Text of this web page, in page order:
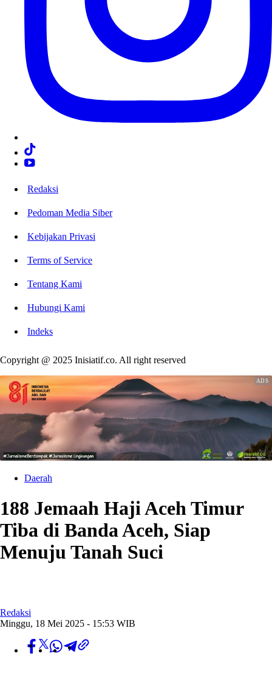
Redaksi
Pedoman Media Siber
Kebijakan Privasi
Terms of Service
Tentang Kami
Hubungi Kami
Indeks
Copyright @ 2025 Inisiatif.co. All right reserved
Daerah
188 Jemaah Haji Aceh Timur
Tiba di Banda Aceh, Siap
Menuju Tanah Suci
Redaksi
Minggu, 18 Mei 2025 - 15:53 WIB